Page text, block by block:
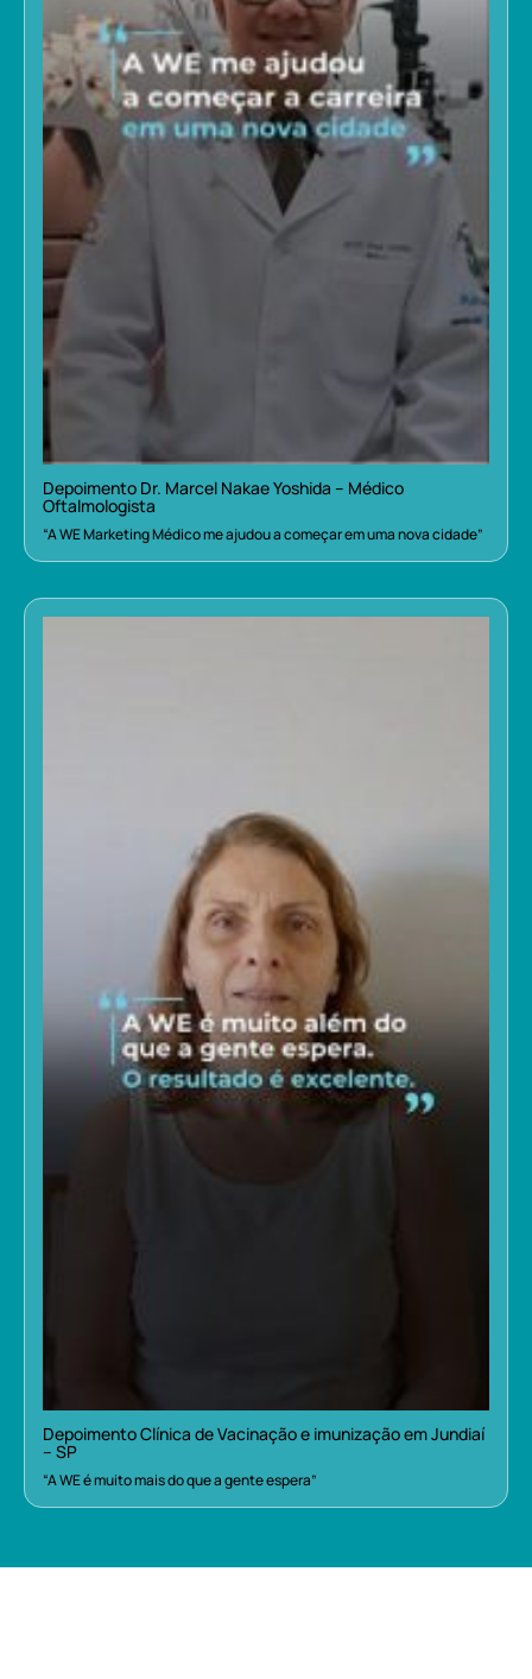
Depoimento Dr. Marcel Nakae Yoshida – Médico
Oftalmologista
“A WE Marketing Médico me ajudou a começar em uma nova cidade”
Depoimento Clínica de Vacinação e imunização em Jundiaí
– SP
“A WE é muito mais do que a gente espera”